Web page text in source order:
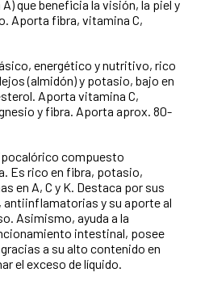
que beneficia la visión, la piel y
Aporta fibra, vitamina C,
energético y nutritivo, rico
(almidón) y potasio, bajo en
Aporta vitamina C,
y fibra. Aporta aprox. 80-
compuesto
Es rico en fibra, potasio,
en A, C y K. Destaca por sus
y su aporte al
Asimismo, ayuda a la
intestinal, posee
a su alto contenido en
el exceso de líquido.